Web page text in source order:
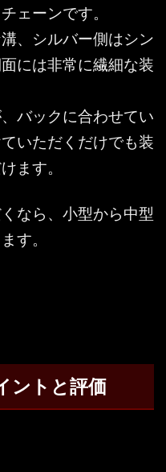
ェーンです。
、シルバー側はシン
には非常に繊細な装
バックに合わせてい
いただくだけでも装
ます。
なら、小型から中型
す。
ントと評価